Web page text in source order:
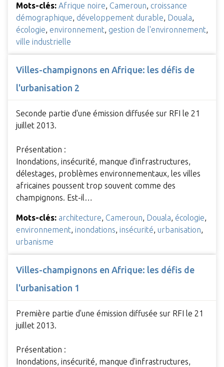
Mots-clés: Afrique noire Cameroun croissance
démographique développement durable Douala
écologie environnement gestion de l'environnement
ville industrielle
Villes-champignons en Afrique: les défis de
l'urbanisation 2
Seconde partie d'une émission diffusée sur RFI le 21
juillet 2013.
Présentation :
Inondations, insécurité, manque d'infrastructures,
délestages, problèmes environnementaux, les villes
africaines poussent trop souvent comme des
champignons. Est-il…
Mots-clés: architecture, Cameroun, Douala, écologie,
environnement, inondations, insécurité, urbanisation,
urbanisme
Villes-champignons en Afrique: les défis de
l'urbanisation 1
Première partie d'une émission diffusée sur RFI le 21
juillet 2013.
Présentation :
Inondations, insécurité, manque d'infrastructures,